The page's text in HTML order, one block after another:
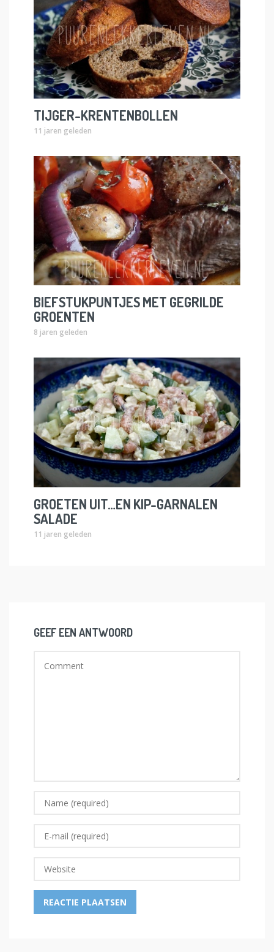
TIJGER-KRENTENBOLLEN
11 jaren geleden
BIEFSTUKPUNTJES MET GEGRILDE
GROENTEN
8 jaren geleden
GROETEN UIT…EN KIP-GARNALEN
SALADE
11 jaren geleden
GEEF EEN ANTWOORD